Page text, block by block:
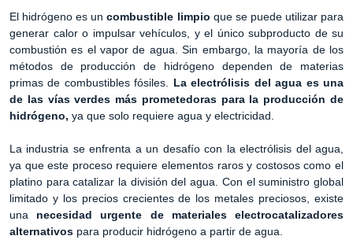
El hidrógeno es uncombustible limpio que se puede utilizar para
generar calor o impulsar vehículos, y el único subproducto de su
combustión es el vapor de agua. Sin embargo, la mayoría de los
métodos de producción de hidrógeno dependen de materias
primas de combustibles fósiles. La electrólisis del agua es una
de las vías verdes más prometedoras para la producción de
hidrógeno, ya que solo requiere agua y electricidad.
La industria se enfrenta a un desafío con la electrólisis del agua,
ya que este proceso requiere elementos raros y costosos como el
platino para catalizar la división del agua. Con el suministro global
limitado y los precios crecientes de los metales preciosos, existe
una necesidad urgente de materiales electrocatalizadores
alternativos para producir hidrógeno a partir de agua.